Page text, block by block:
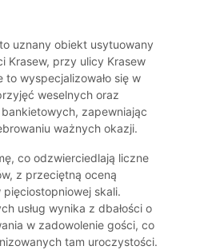
to uznany obiekt usytuowany
Krasew, przy ulicy Krasew
wyspecjalizowało się w
weselnych oraz
zapewniając
ważnych okazji.
co odzwierciedlają liczne
z przeciętną oceną
skali.
usług wynika z dbałości o
w zadowolenie gości, co
tam uroczystości.